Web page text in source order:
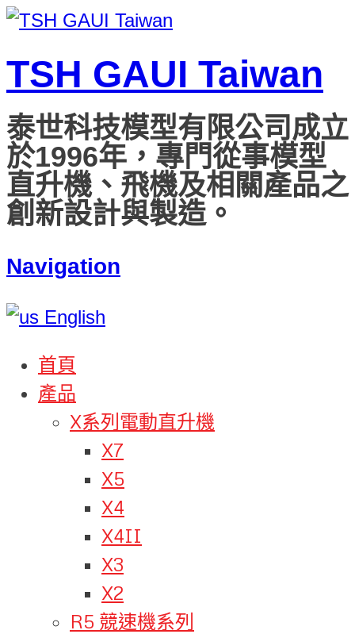
TSH GAUI Taiwan
泰世科技模型有限公司成立
於1996年，專門從事模型
直升機、飛機及相關產品之
創新設計與製造。
Navigation
English
首頁
產品
X系列電動直升機
X7
X5
X4
X4II
X3
X2
R5 競速機系列